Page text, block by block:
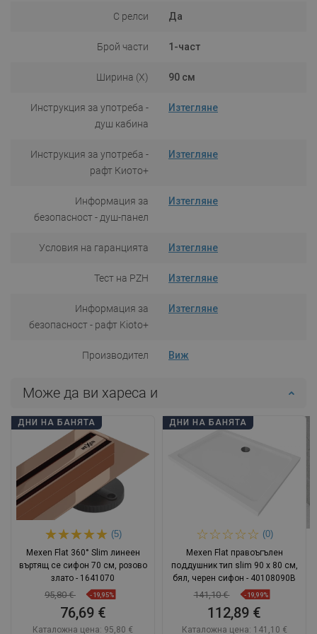
С релси Да
Брой части 1-част
Ширина (X) 90 см
Инструкция за употреба -
душ кабина
Изтегляне
Инструкция за употреба -
рафт Киото+
Изтегляне
Информация за
безопасност - душ-панел
Изтегляне
Условия на гаранцията Изтегляне
Тест на PZH Изтегляне
Информация за
безопасност - рафт Kioto+
Изтегляне
Производител Виж
Може да ви хареса и
ДНИ НА БАНЯТА
(5)
Mexen Flat 360° Slim линеен
въртящ се сифон 70 см, розово
злато - 1641070
95,80 € -19,95%
76,69 €
Каталожна цена: 95,80 €
ДНИ НА БАНЯТА
(0)
Mexen Flat правоъгълен
поддушник тип slim 90 x 80 см,
бял, черен сифон - 40108090B
141,10 € -19,99%
112,89 €
Каталожна цена: 141,10 €